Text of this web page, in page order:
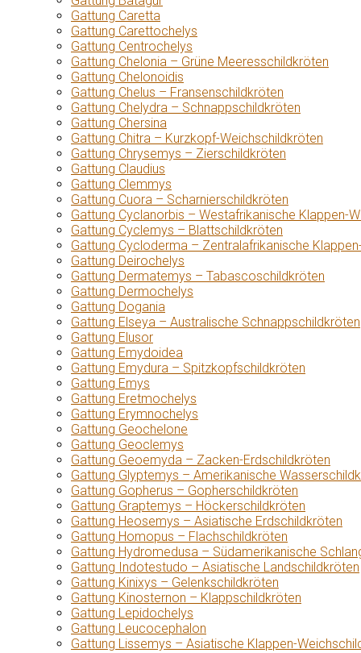
Gattung Caretta
Gattung Carettochelys
Gattung Centrochelys
Gattung Chelonia – Grüne Meeresschildkröten
Gattung Chelonoidis
Gattung Chelus – Fransenschildkröten
Gattung Chelydra – Schnappschildkröten
Gattung Chersina
Gattung Chitra – Kurzkopf-Weichschildkröten
Gattung Chrysemys – Zierschildkröten
Gattung Claudius
Gattung Clemmys
Gattung Cuora – Scharnierschildkröten
Gattung Cyclanorbis – Westafrikanische Klappen-
Gattung Cyclemys – Blattschildkröten
Gattung Cycloderma – Zentralafrikanische
Gattung Deirochelys
Gattung Dermatemys – Tabascoschildkröten
Gattung Dermochelys
Gattung Dogania
Gattung Elseya – Australische Schnappschildkröten
Gattung Elusor
Gattung Emydoidea
Gattung Emydura – Spitzkopfschildkröten
Gattung Emys
Gattung Eretmochelys
Gattung Erymnochelys
Gattung Geochelone
Gattung Geoclemys
Gattung Geoemyda – Zacken-Erdschildkröten
Gattung Glyptemys – Amerikanische
Gattung Gopherus – Gopherschildkröten
Gattung Graptemys – Höckerschildkröten
Gattung Heosemys – Asiatische Erdschildkröten
Gattung Homopus – Flachschildkröten
Gattung Hydromedusa – Südamerikanische
Gattung Indotestudo – Asiatische Landschildkröten
Gattung Kinixys – Gelenkschildkröten
Gattung Kinosternon – Klappschildkröten
Gattung Lepidochelys
Gattung Leucocephalon
Gattung Lissemys – Asiatische Klappen-